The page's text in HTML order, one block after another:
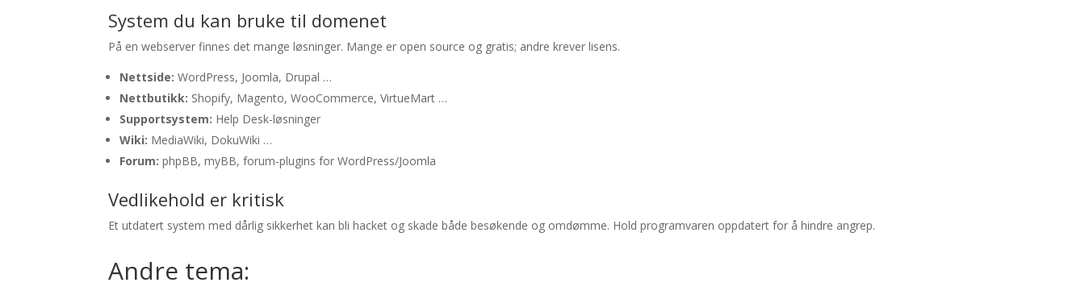
System du kan bruke til domenet
På en webserver finnes det mange løsninger. Mange er open source og gratis; andre krever lisens.
Nettside: WordPress, Joomla, Drupal …
Nettbutikk: Shopify, Magento, WooCommerce, VirtueMart …
Supportsystem: Help Desk-løsninger
Wiki: MediaWiki, DokuWiki …
Forum: phpBB, myBB, forum-plugins for WordPress/Joomla
Vedlikehold er kritisk
Et utdatert system med dårlig sikkerhet kan bli hacket og skade både besøkende og omdømme. Hold programvaren oppdatert for å hindre angrep.
Andre tema: